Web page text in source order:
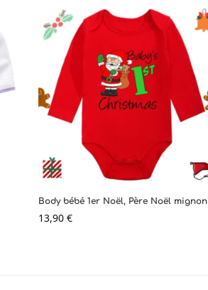
Body bébé 1er Noël, Père Noël mignon
13,90 €